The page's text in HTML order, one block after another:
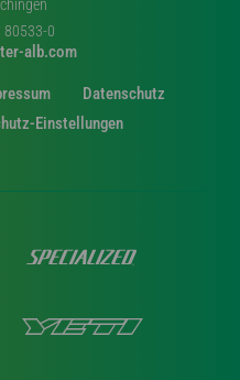
80533-0
alb.com
Datenschutz
Einstellungen